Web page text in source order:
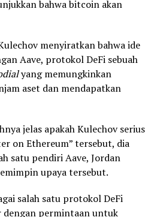
bahwa bitcoin akan
menyiratkan bahwa ide
Aave, protokol DeFi sebuah
yang memungkinkan
aset dan mendapatkan
jelas apakah Kulechov serius
on Ethereum” tersebut, dia
satu pendiri Aave, Jordan
upaya tersebut.
salah satu protokol DeFi
permintaan untuk